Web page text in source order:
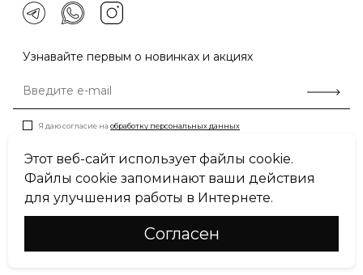
Узнавайте первым о новинках и акциях
Я даю согласие на обработку персональных данных
Пользовательское соглашение
Политика конфиденциальности
Этот веб-сайт использует файлы cookie.
Файлы cookie запоминают ваши действия
для улучшения работы в Интернете.
Cогласен